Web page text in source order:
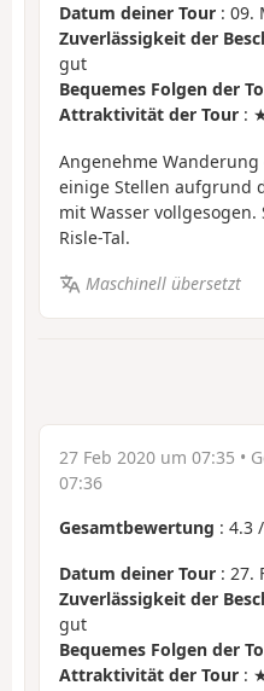
Datum deiner Tour : 09.
Zuverlässigkeit der
gut
Bequemes Folgen der
Attraktivität der Tour :
Angenehme
einige Stellen aufgrund
mit Wasser vollgesogen.
Risle-Tal.
Maschinell übersetzt
27 Feb 2020 um 07:35 •
07:36
Gesamtbewertung : 4.3 /
Datum deiner Tour : 27.
Zuverlässigkeit der
gut
Bequemes Folgen der
Attraktivität der Tour :